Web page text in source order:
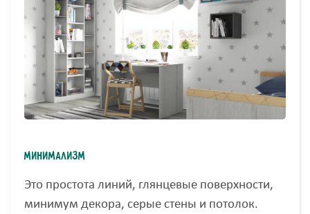
Минимализм
Это простота линий, глянцевые поверхности,
минимум декора, серые стены и потолок.